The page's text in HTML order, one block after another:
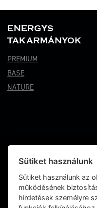
ENERGYS
TAKARMÁNYOK
PREMIUM
BASE
NATURE
Sütiket használunk
Sütiket használunk az
működésének
hirdetések személyre